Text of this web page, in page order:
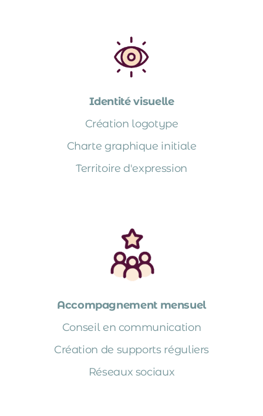
Identité visuelle
Création logotype
Charte graphique initiale
Territoire d'expression
Accompagnement mensuel
Conseil en communication
Création de supports réguliers
Réseaux sociaux